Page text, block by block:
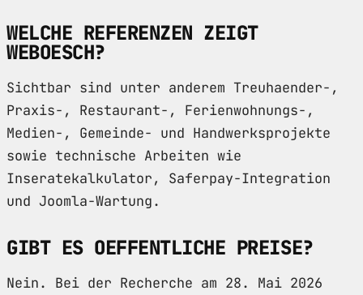
WELCHE REFERENZEN ZEIGT
WEBOESCH?
Sichtbar sind unter anderem Treuhaender-,
Praxis-, Restaurant-, Ferienwohnungs-,
Medien-, Gemeinde- und Handwerksprojekte
sowie technische Arbeiten wie
Inseratekalkulator, Saferpay-Integration
und Joomla-Wartung.
GIBT ES OEFFENTLICHE PREISE?
Nein. Bei der Recherche am 28. Mai 2026